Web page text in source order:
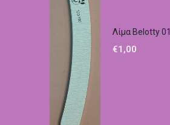
Λίμα Belotty 01
€1,00